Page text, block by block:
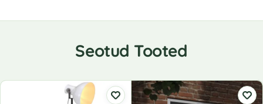
Seotud Tooted